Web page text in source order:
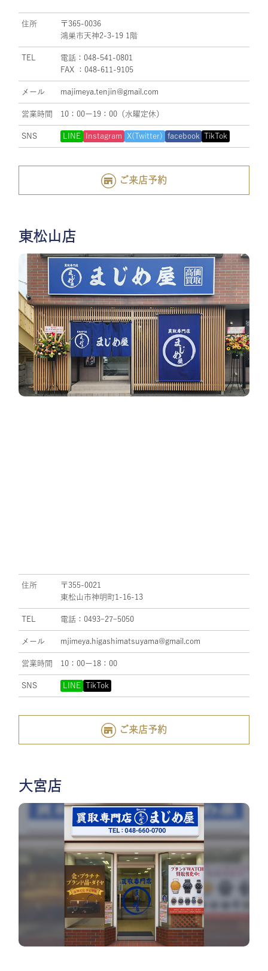
住所
〒365-0036
鴻巣市天神2-3-19 1階
TEL
電話：048-541-0801
FAX ：048-611-9105
メール majimeya.tenjin@gmail.com
営業時間 10：00ー19：00（水曜定休）
SNS LINE Instagram X(Twitter) facebook TikTok
ご来店予約
東松山店
住所
〒355-0021
東松山市神明町1-16-13
TEL 電話：0493ｰ27ｰ5050
メール mjimeya.higashimatsuyama@gmail.com
営業時間 10：00ー18：00
SNS LINE TikTok
ご来店予約
大宮店